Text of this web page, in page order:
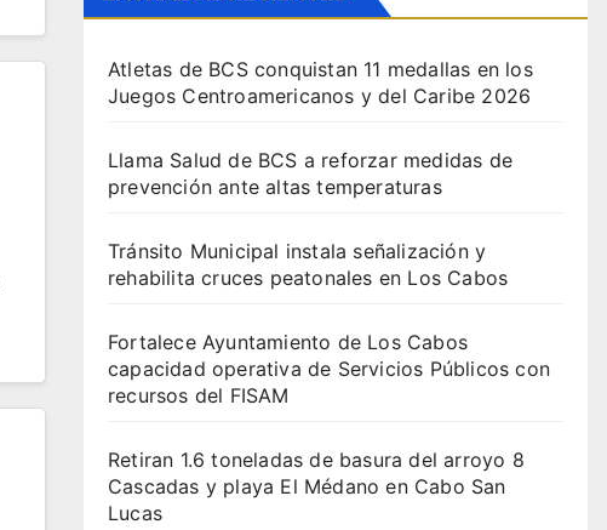
Atletas de BCS conquistan 11 medallas en los
Juegos Centroamericanos y del Caribe 2026
Llama Salud de BCS a reforzar medidas de
prevención ante altas temperaturas
Tránsito Municipal instala señalización y
rehabilita cruces peatonales en Los Cabos
Fortalece Ayuntamiento de Los Cabos
capacidad operativa de Servicios Públicos con
recursos del FISAM
Retiran 1.6 toneladas de basura del arroyo 8
Cascadas y playa El Médano en Cabo San
Lucas